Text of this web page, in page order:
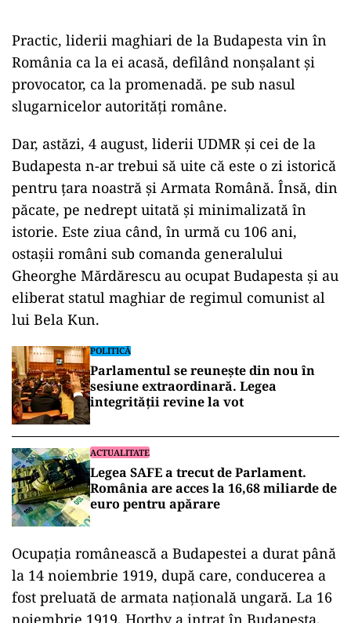
Practic, liderii maghiari de la Budapesta vin în
România ca la ei acasă, defilând nonșalant și
provocator, ca la promenadă. pe sub nasul
slugarnicelor autorități române.
Dar, astăzi, 4 august, liderii UDMR și cei de la
Budapesta n-ar trebui să uite că este o zi istorică
pentru țara noastră și Armata Română. Însă, din
păcate, pe nedrept uitată și minimalizată în
istorie. Este ziua când, în urmă cu 106 ani,
ostașii români sub comanda generalului
Gheorghe Mărdărescu au ocupat Budapesta și au
eliberat statul maghiar de regimul comunist al
lui Bela Kun.
POLITICĂ
Parlamentul se reunește din nou în
sesiune extraordinară. Legea
integrității revine la vot
ACTUALITATE
Legea SAFE a trecut de Parlament.
România are acces la 16,68 miliarde de
euro pentru apărare
Ocupația românească a Budapestei a durat până
la 14 noiembrie 1919, după care, conducerea a
fost preluată de armata națională ungară. La 16
noiembrie 1919, Horthy a intrat în Budapesta,